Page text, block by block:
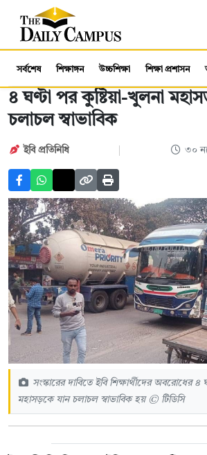
সর্বশেষ শিক্ষাঙ্গন উচ্চশিক্ষা শিক্ষা প্রশাসন
৪ ঘণ্টা পর কুষ্টিয়া-খুলনা
চলাচল স্বাভাবিক
ইবি প্রতিনিধি ৩০
সংস্কারের দাবিতে ইবি শিক্ষার্থীদের অবরোধের ৪
মহাসড়কে যান চলাচল স্বাভাবিক হয় © টিডিসি